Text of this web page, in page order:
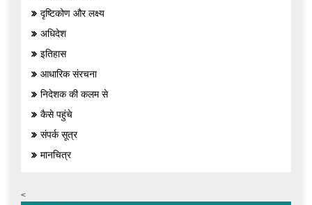
दृष्टिकोण और लक्ष्य
अधिदेश
इतिहास
आधारिक संरचना
निदेशक की कलम से
कैसे पहुंचे
संपर्क सूत्र
मानचित्र
<